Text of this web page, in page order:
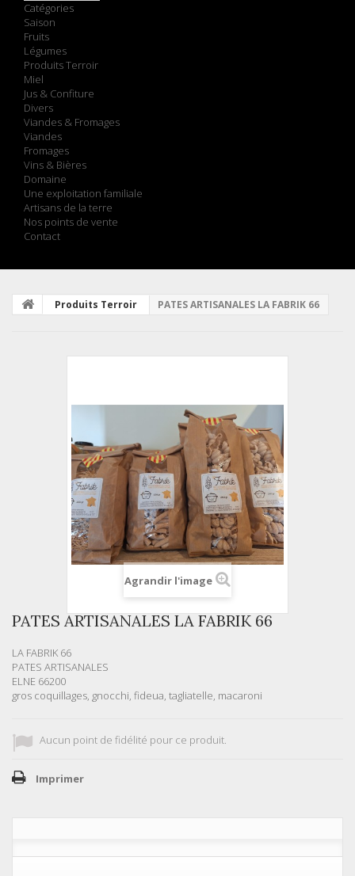
Catégories
Saison
Fruits
Légumes
Produits Terroir
Miel
Jus & Confiture
Divers
Viandes & Fromages
Viandes
Fromages
Vins & Bières
Domaine
Une exploitation familiale
Artisans de la terre
Nos points de vente
Contact
Produits Terroir PATES ARTISANALES LA FABRIK 66
Agrandir l'image
PATES ARTISANALES LA FABRIK 66
LA FABRIK 66
PATES ARTISANALES
ELNE 66200
gros coquillages, gnocchi, fideua, tagliatelle, macaroni
Aucun point de fidélité pour ce produit.
Imprimer